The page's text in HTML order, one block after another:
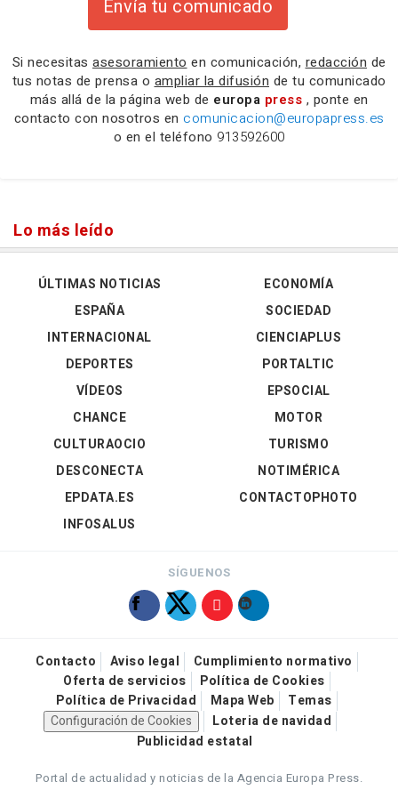
Envía tu comunicado
Si necesitas asesoramiento en comunicación, redacción de
tus notas de prensa o ampliar la difusión de tu comunicado
más allá de la página web de europa press , ponte en
contacto con nosotros en comunicacion@europapress.es
o en el teléfono 913592600
Lo más leído
ÚLTIMAS NOTICIAS
ESPAÑA
INTERNACIONAL
DEPORTES
VÍDEOS
ECONOMÍA
SOCIEDAD
CIENCIAPLUS
PORTALTIC
EPSOCIAL
CHANCE
CULTURAOCIO
DESCONECTA
EPDATA.ES
INFOSALUS
MOTOR
TURISMO
NOTIMÉRICA
CONTACTOPHOTO
SÍGUENOS
Contacto Aviso legal
Cumplimiento normativo
Oferta de servicios
Política de Cookies
Política de Privacidad
Mapa Web
Temas
Configuración de Cookies
Loteria de navidad
Publicidad estatal
Portal de actualidad y noticias de la Agencia Europa Press.